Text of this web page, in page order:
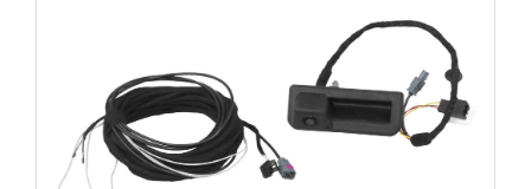
Mulighederne
kan
vælges
på
varesiden